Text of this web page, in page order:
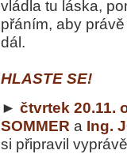
vládla tu láska,
přáním, aby
dál.
HLASTE SE!
► čtvrtek 20.11.
SOMMER a Ing.
si připravil